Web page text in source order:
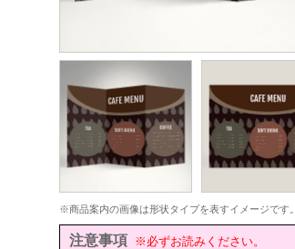
※商品案内の画像は形状タイプを表すイメージです。
注意事項 ※必ずお読みください。